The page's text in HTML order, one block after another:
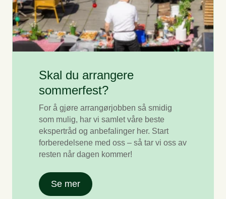
Skal du arrangere
sommerfest?
For å gjøre arrangørjobben så smidig
som mulig, har vi samlet våre beste
ekspertråd og anbefalinger her. Start
forberedelsene med oss – så tar vi oss av
resten når dagen kommer!
Se mer